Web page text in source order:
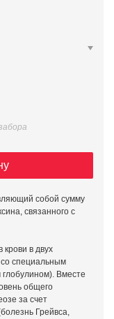
собой сумму
связанного с
в двух
со специальным
Вместе
общего
за счет
Грейвса,